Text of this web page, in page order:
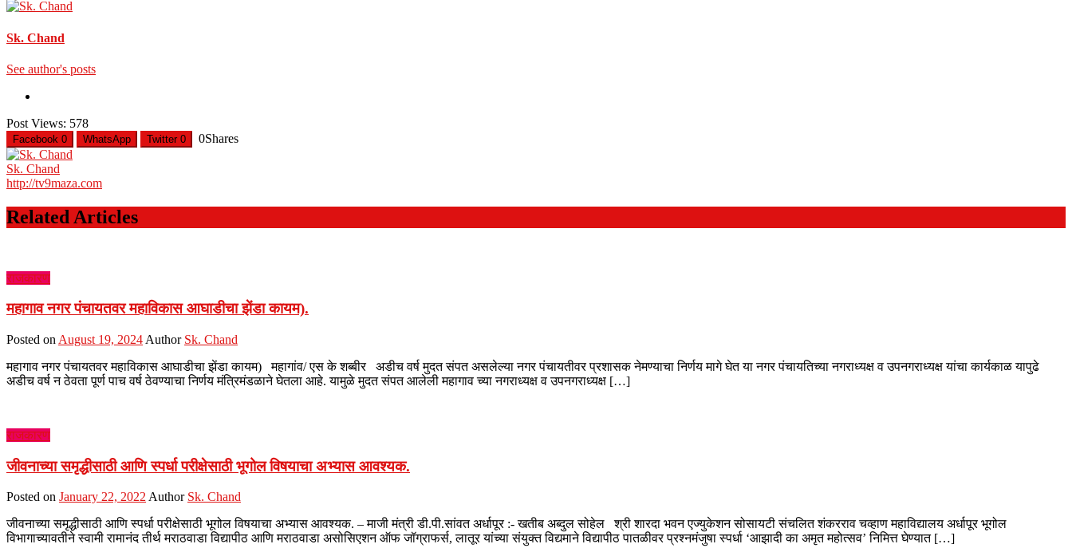
Sk. Chand
See author's posts
Post Views: 578
Facebook 0 WhatsApp Twitter 0 0Shares
Sk. Chand
http://tv9maza.com
Related Articles
राजकारण
महागाव नगर पंचायतवर महाविकास आघाडीचा झेंडा कायम).
Posted on August 19, 2024 Author Sk. Chand
महागाव नगर पंचायतवर महाविकास आघाडीचा झेंडा कायम) महागांव/ एस के शब्बीर अडीच वर्ष मुदत संपत असलेल्या नगर पंचायतीवर प्रशासक नेमण्याचा निर्णय मागे घेत या नगर पंचायतिच्या नगराध्यक्ष व उपनगराध्यक्ष यांचा कार्यकाळ यापुढे
अडीच वर्ष न ठेवता पूर्ण पाच वर्ष ठेवण्याचा निर्णय मंत्रिमंडळाने घेतला आहे. यामुळे मुदत संपत आलेली महागाव च्या नगराध्यक्ष व उपनगराध्यक्ष […]
राजकारण
जीवनाच्या समृद्धीसाठी आणि स्पर्धा परीक्षेसाठी भूगोल विषयाचा अभ्यास आवश्यक.
Posted on January 22, 2022Author Sk. Chand
जीवनाच्या समृद्धीसाठी आणि स्पर्धा परीक्षेसाठी भूगोल विषयाचा अभ्यास आवश्यक. – माजी मंत्री डी.पी.सांवत अर्धापूर :- खतीब अब्दुल सोहेल श्री शारदा भवन एज्युकेशन सोसायटी संचलित शंकरराव चव्हाण महाविद्यालय अर्धापूर भूगोल
विभागाच्यावतीने स्वामी रामानंद तीर्थ मराठवाडा विद्यापीठ आणि मराठवाडा असोसिएशन ऑफ जॉग्राफर्स, लातूर यांच्या संयुक्त विद्यमाने विद्यापीठ पातळीवर प्रश्नमंजुषा स्पर्धा ‘आझादी का अमृत महोत्सव’ निमित्त घेण्यात […]